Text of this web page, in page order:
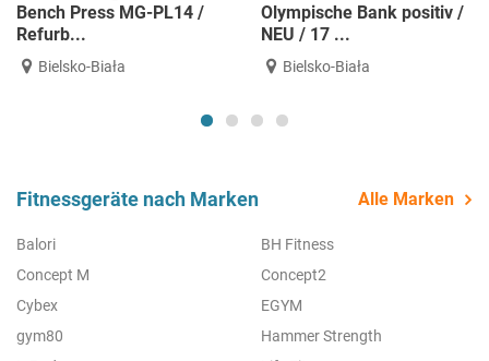
Bench Press MG-PL14 /
Refurb...
Bielsko-Biała
Olympische Bank positiv /
NEU / 17 ...
Bielsko-Biała
Fitnessgeräte nach Marken Alle Marken
Balori
BH Fitness
Concept M
Concept2
Cybex
EGYM
gym80
Hammer Strength